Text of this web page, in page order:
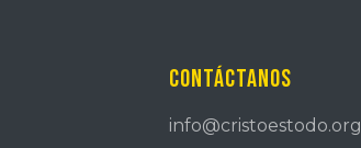
Contáctanos
info@cristoestodo.org